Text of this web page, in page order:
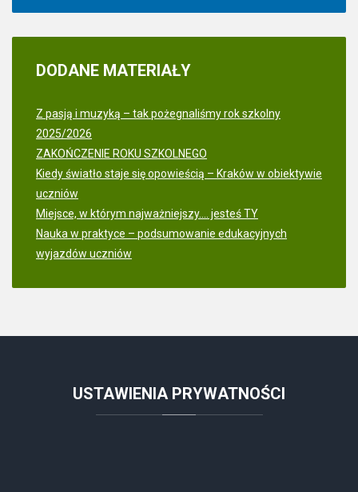
DODANE MATERIAŁY
Z pasją i muzyką – tak pożegnaliśmy rok szkolny
2025/2026
ZAKOŃCZENIE ROKU SZKOLNEGO
Kiedy światło staje się opowieścią – Kraków w obiektywie
uczniów
Miejsce, w którym najważniejszy.... jesteś TY
Nauka w praktyce – podsumowanie edukacyjnych
wyjazdów uczniów
USTAWIENIAPRYWATNOŚCI